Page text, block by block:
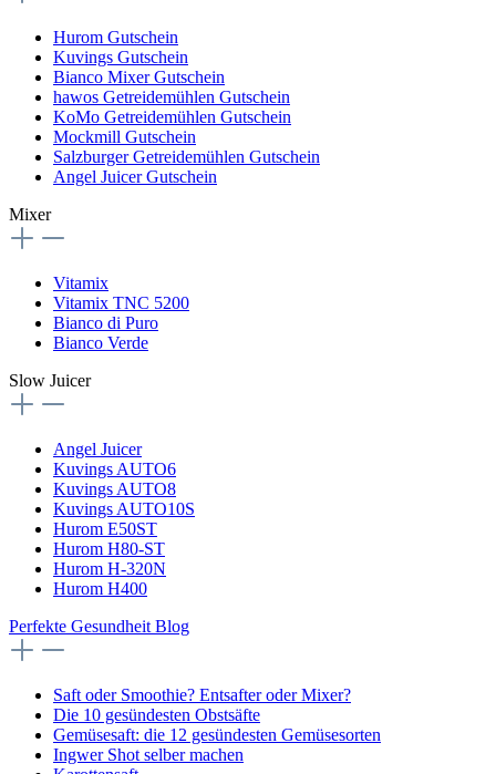
Hurom Gutschein
Kuvings Gutschein
Bianco Mixer Gutschein
hawos Getreidemühlen Gutschein
KoMo Getreidemühlen Gutschein
Mockmill Gutschein
Salzburger Getreidemühlen Gutschein
Angel Juicer Gutschein
Mixer
Vitamix
Vitamix TNC 5200
Bianco di Puro
Bianco Verde
Slow Juicer
Angel Juicer
Kuvings AUTO6
Kuvings AUTO8
Kuvings AUTO10S
Hurom E50ST
Hurom H80-ST
Hurom H-320N
Hurom H400
Perfekte Gesundheit Blog
Saft oder Smoothie? Entsafter oder Mixer?
Die 10 gesündesten Obstsäfte
Gemüsesaft: die 12 gesündesten Gemüsesorten
Ingwer Shot selber machen